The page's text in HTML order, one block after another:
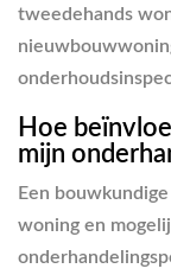
tweedehands
Hoe
mijn
Een
woning en